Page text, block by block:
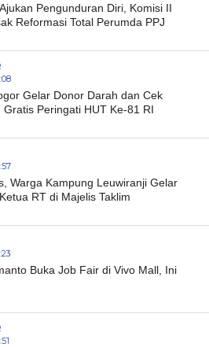
Pengunduran Diri, Komisi II
Reformasi Total Perumda PPJ
Gelar Donor Darah dan Cek
Gratis Peringati HUT Ke-81 RI
Warga Kampung Leuwiranji Gelar
RT di Majelis Taklim
Buka Job Fair di Vivo Mall, Ini